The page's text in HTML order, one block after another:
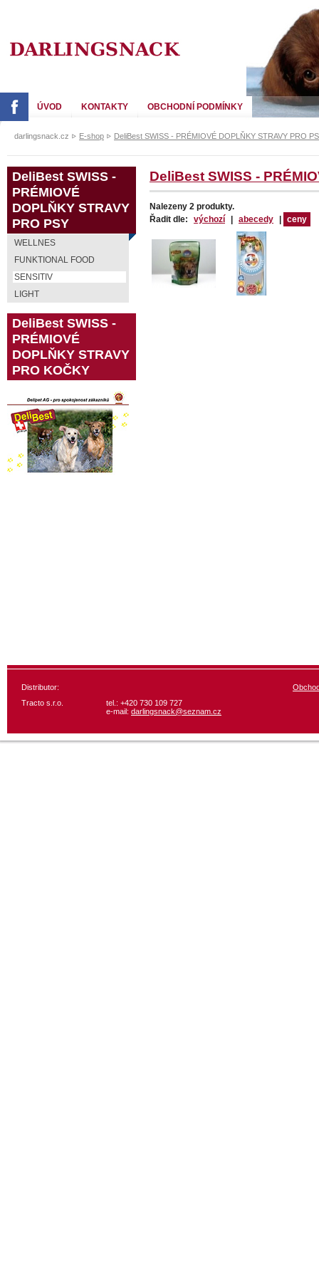
DARLING SNACK
DeliBest SWISS -
Nalezeny 2 produkty.
Řadit dle:
výchozí abecedy ceny
DeliBest SWISS -
PRÉMIOVÉ
DOPLŇKY STRAVY
PRO PSY
WELLNES
FUNKTIONAL FOOD
SENSITIV
LIGHT
DeliBest SWISS -
PRÉMIOVÉ
DOPLŇKY STRAVY
PRO KOČKY
ÚVOD KONTAKTY OBCHODNÍ PODMÍNKY
darlingsnack.cz E-shop DeliBest SWISS - PRÉMIOVÉ DOPLŇKY STRAVY PRO
Distributor:
Tracto s.r.o.
tel.: +420 730 109 727
e-mail: darlingsnack@seznam.cz